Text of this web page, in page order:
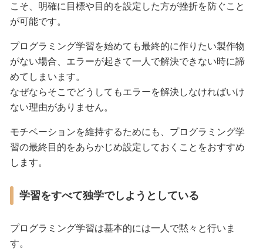
こそ、明確に目標や目的を設定した方が挫折を防ぐこと
が可能です。
プログラミング学習を始めても最終的に作りたい製作物
がない場合、エラーが起きて一人で解決できない時に諦
めてしまいます。
なぜならそこでどうしてもエラーを解決しなければいけ
ない理由がありません。
モチベーションを維持するためにも、プログラミング学
習の最終目的をあらかじめ設定しておくことをおすすめ
します。
学習をすべて独学でしようとしている
プログラミング学習は基本的には一人で黙々と行いま
す。